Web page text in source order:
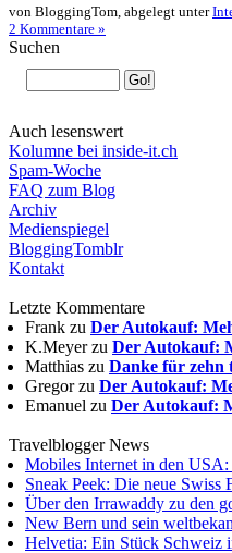
von BloggingTom, abgelegt unter
2 Kommentare »
Suchen
Auch lesenswert
Kolumne bei inside-it.ch
Spam-Woche
FAQ zum Blog
Archiv
Medienspiegel
BloggingTomblr
Kontakt
Letzte Kommentare
Frank zu Der Autokauf:
K.Meyer zu Der Autokauf:
Matthias zu Danke für zehn
Gregor zu Der Autokauf:
Emanuel zu Der Autokauf:
Travelblogger News
Mobiles Internet in den USA:
Sneak Peek: Die neue
Über den Irrawaddy zu den
New Bern und sein
Helvetia: Ein Stück Schweiz